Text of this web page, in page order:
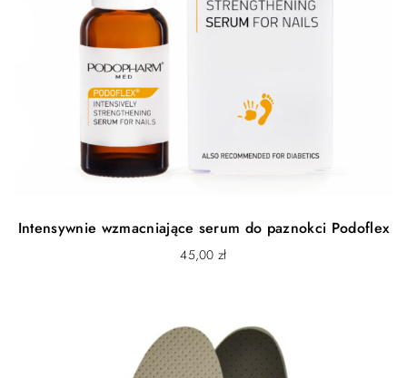
Intensywnie wzmacniające serum do paznokci Podoflex
45,00zł